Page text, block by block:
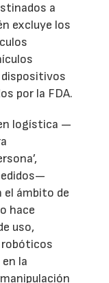
a
excluye los
por la FDA.
logística —
el ámbito de
hace
uso,
robóticos
la